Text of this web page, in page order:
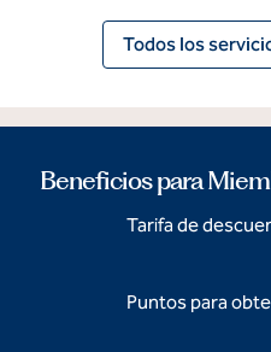
Todos los
Beneficios para
Tarifa de
Puntos para